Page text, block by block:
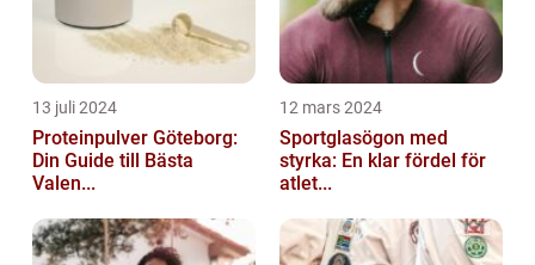
13 juli 2024
Proteinpulver Göteborg:
Din Guide till Bästa
Valen...
12 mars 2024
Sportglasögon med
styrka: En klar fördel för
atlet...